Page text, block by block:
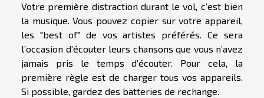
Votre première distraction durant le vol, c’est bien
la musique. Vous pouvez copier sur votre appareil,
les "best of" de vos artistes préférés. Ce sera
l’occasion d’écouter leurs chansons que vous n’avez
jamais pris le temps d’écouter. Pour cela, la
première règle est de charger tous vos appareils.
Si possible, gardez des batteries de rechange.